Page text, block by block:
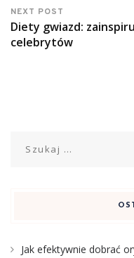
NEXT POST
Diety gwiazd:
celebrytów
Jak efektywnie dobrać